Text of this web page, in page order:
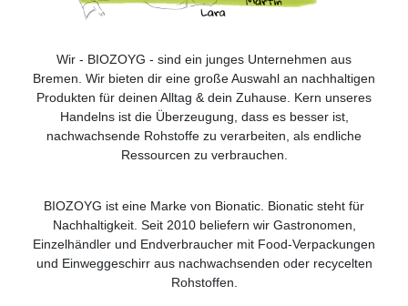
Wir - BIOZOYG - sind ein junges Unternehmen aus
Bremen. Wir bieten dir eine große Auswahl an nachhaltigen
Produkten für deinen Alltag & dein Zuhause. Kern unseres
Handelns ist die Überzeugung, dass es besser ist,
nachwachsende Rohstoffe zu verarbeiten, als endliche
Ressourcen zu verbrauchen.
BIOZOYG ist eine Marke von Bionatic. Bionatic steht für
Nachhaltigkeit. Seit 2010 beliefern wir Gastronomen,
Einzelhändler und Endverbraucher mit Food-Verpackungen
und Einweggeschirr aus nachwachsenden oder recycelten
Rohstoffen.